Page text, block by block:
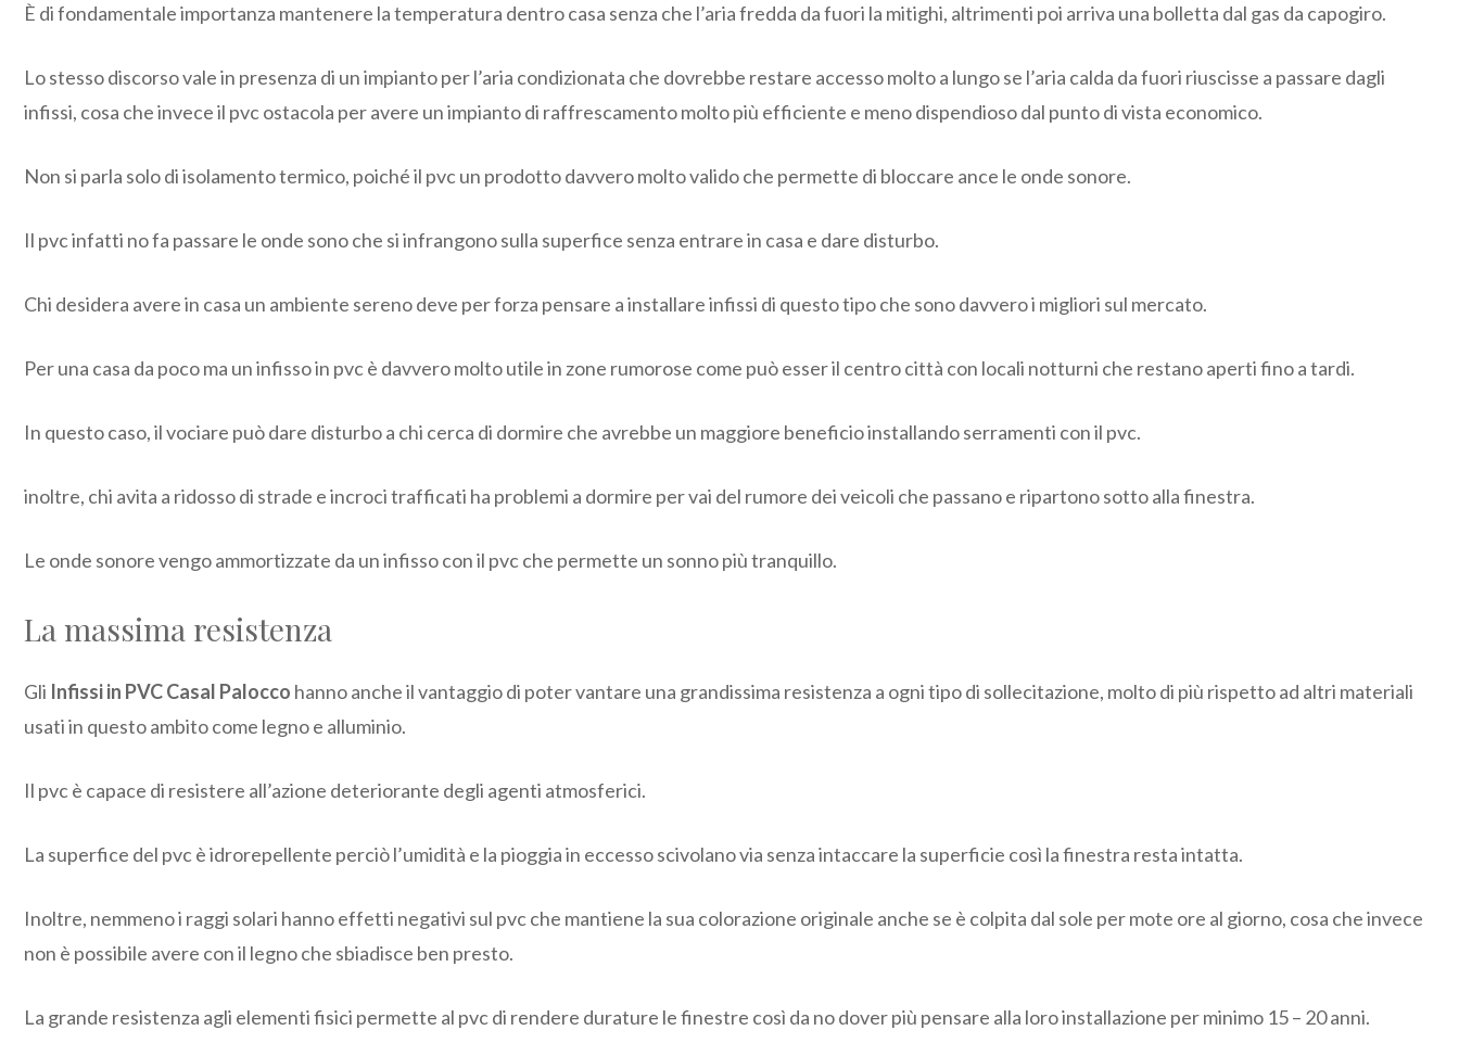
È di fondamentale importanza mantenere la temperatura dentro casa senza che l’aria fredda da fuori la mitighi, altrimenti poi arriva una bolletta dal gas da capogiro.
Lo stesso discorso vale in presenza di un impianto per l’aria condizionata che dovrebbe restare accesso molto a lungo se l’aria calda da fuori riuscisse a passare dagli
infissi, cosa che invece il pvc ostacola per avere un impianto di raffrescamento molto più efficiente e meno dispendioso dal punto di vista economico.
Non si parla solo di isolamento termico, poiché il pvc un prodotto davvero molto valido che permette di bloccare ance le onde sonore.
Il pvc infatti no fa passare le onde sono che si infrangono sulla superfice senza entrare in casa e dare disturbo.
Chi desidera avere in casa un ambiente sereno deve per forza pensare a installare infissi di questo tipo che sono davvero i migliori sul mercato.
Per una casa da poco ma un infisso in pvc è davvero molto utile in zone rumorose come può esser il centro città con locali notturni che restano aperti fino a tardi.
In questo caso, il vociare può dare disturbo a chi cerca di dormire che avrebbe un maggiore beneficio installando serramenti con il pvc.
inoltre, chi avita a ridosso di strade e incroci trafficati ha problemi a dormire per vai del rumore dei veicoli che passano e ripartono sotto alla finestra.
Le onde sonore vengo ammortizzate da un infisso con il pvc che permette un sonno più tranquillo.
La massima resistenza
Gli Infissi in PVC Casal Palocco hanno anche il vantaggio di poter vantare una grandissima resistenza a ogni tipo di sollecitazione, molto di più rispetto ad altri materiali
usati in questo ambito come legno e alluminio.
Il pvc è capace di resistere all’azione deteriorante degli agenti atmosferici.
La superfice del pvc è idrorepellente perciò l’umidità e la pioggia in eccesso scivolano via senza intaccare la superficie così la finestra resta intatta.
Inoltre, nemmeno i raggi solari hanno effetti negativi sul pvc che mantiene la sua colorazione originale anche se è colpita dal sole per mote ore al giorno, cosa che invece
non è possibile avere con il legno che sbiadisce ben presto.
La grande resistenza agli elementi fisici permette al pvc di rendere durature le finestre così da no dover più pensare alla loro installazione per minimo 15 – 20 anni.